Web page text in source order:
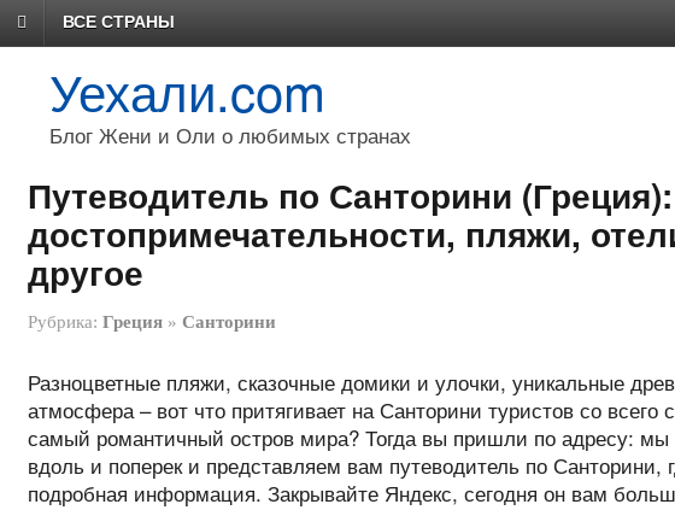
ВСЕ СТРАНЫ
Уехали.com
Блог Жени и Оли о любимых странах
Путеводитель по Санторини (Греция):
достопримечательности, пляжи,
другое
Рубрика: Греция» Санторини
Разноцветные пляжи, сказочные домики и улочки, уникальные
атмосфера – вот что притягивает на Санторини туристов со всего
самый романтичный остров мира? Тогда вы пришли по адресу:
вдоль и поперек и представляем вам путеводитель по Санторини,
подробная информация. Закрывайте Яндекс, сегодня он вам